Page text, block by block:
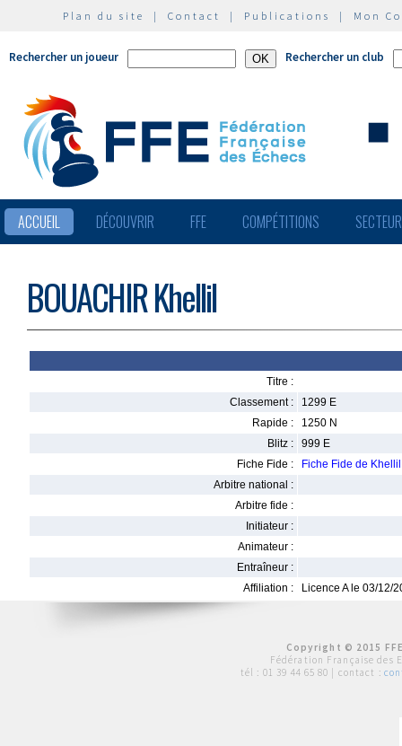
Plan du site | Contact | Publications | Mon
Rechercher un joueur Rechercher un club
ACCUEIL DÉCOUVRIR FFE COMPÉTITIONS
BOUACHIR Khellil
Titre :
Classement :
1299 E
Rapide :
1250 N
Blitz :
999 E
Fiche Fide :
Fiche Fide de
Arbitre national :
Arbitre fide :
Initiateur :
Animateur :
Entraîneur :
Affiliation :
Licence A le 03/12/
Copyright © 2015
Fédération Française des
tél : 01 39 44 65 80 | contact :